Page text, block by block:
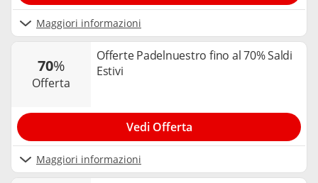
Maggiori informazioni
70%
offerta
Offerte Padelnuestro fino al 70% Saldi
Estivi
Maggiori informazioni
Vedi Offerta